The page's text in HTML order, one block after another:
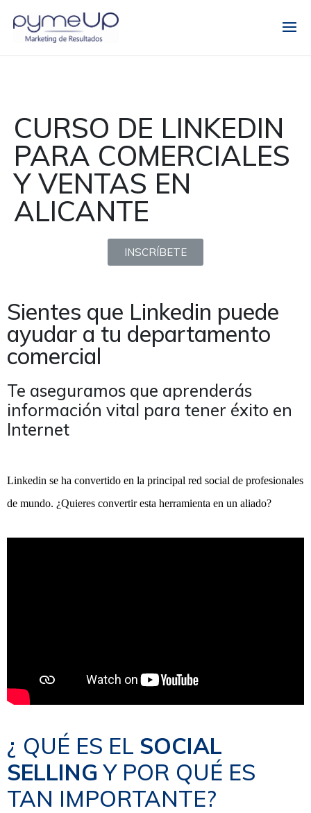
CURSO DE LINKEDIN
PARA COMERCIALES
Y VENTAS EN
ALICANTE
INSCRÍBETE
Sientes que Linkedin puede
ayudar a tu departamento
comercial
Te aseguramos que aprenderás
información vital para tener éxito en
Internet
Linkedin se ha convertido en la principal red social de profesionales
de mundo. ¿Quieres convertir esta herramienta en un aliado?
¿ QUÉ ES EL SOCIAL
SELLING Y POR QUÉ ES
TAN IMPORTANTE?